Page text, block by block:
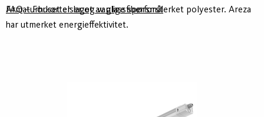
Armaturhuset er laget av glassfiberforsterket polyester. Areza
har utmerket energieffektivitet.
FAQ – Forkortelser og vanlige spørsmål